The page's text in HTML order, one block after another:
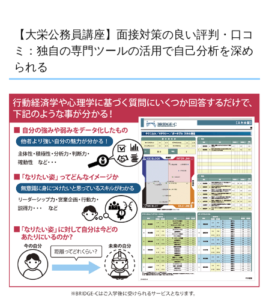
【大栄公務員講座】面接対策の良い評判・口コ
ミ：独自の専門ツールの活用で自己分析を深め
られる